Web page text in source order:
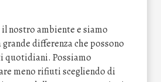
nostro ambiente e siamo
differenza che possono
quotidiani. Possiamo
meno rifiuti scegliendo di